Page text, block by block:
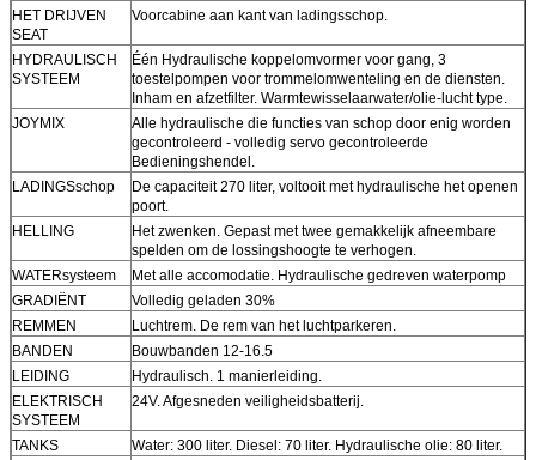
HET DRIJVEN
SEAT
Voorcabine aan kant van ladingsschop.
HYDRAULISCH
SYSTEEM
Één Hydraulische koppelomvormer voor gang, 3
toestelpompen voor trommelomwenteling en de diensten.
Inham en afzetfilter. Warmtewisselaarwater/olie-lucht type.
JOYMIX
Alle hydraulische die functies van schop door enig worden
gecontroleerd - volledig servo gecontroleerde
Bedieningshendel.
LADINGSschop
De capaciteit 270 liter, voltooit met hydraulische het openen
poort.
HELLING
Het zwenken. Gepast met twee gemakkelijk afneembare
spelden om de lossingshoogte te verhogen.
WATERsysteem
Met alle accomodatie. Hydraulische gedreven waterpomp
GRADIËNT
Volledig geladen 30%
REMMEN
Luchtrem. De rem van het luchtparkeren.
BANDEN
Bouwbanden 12-16.5
LEIDING
Hydraulisch. 1 manierleiding.
ELEKTRISCH
SYSTEEM
24V. Afgesneden veiligheidsbatterij.
TANKS
Water: 300 liter. Diesel: 70 liter. Hydraulische olie: 80 liter.